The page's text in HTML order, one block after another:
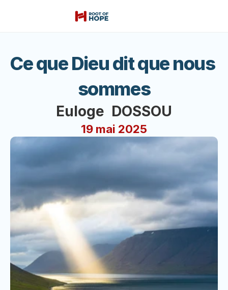
Ce que Dieu dit que nous
sommes
Euloge  DOSSOU
19 mai 2025